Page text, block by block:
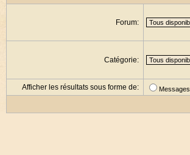
Forum:
Catégorie:
Afficher les résultats sous forme de: Messages